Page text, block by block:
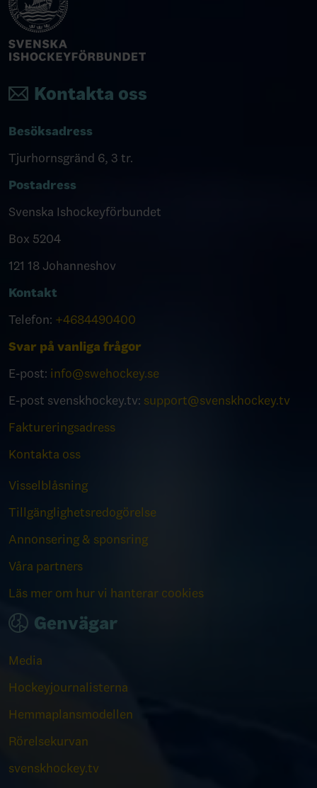
Kontakta oss
Besöksadress
Tjurhornsgränd 6, 3 tr.
Postadress
Svenska Ishockeyförbundet
Box 5204
121 18 Johanneshov
Kontakt
Telefon: +4684490400
Svar på vanliga frågor
E-post: info@swehockey.se
E-post svenskhockey.tv: support@svenskhockey.tv
Faktureringsadress
Kontakta oss
Visselblåsning
Tillgänglighetsredogörelse
Annonsering & sponsring
Våra partners
Läs mer om hur vi hanterar cookies
Genvägar
Media
Hockeyjournalisterna
Hemmaplansmodellen
Rörelsekurvan
svenskhockey.tv